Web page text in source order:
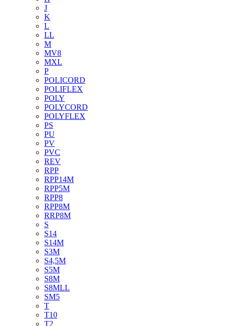
J
K
L
LL
M
MV8
MXL
P
POLICORD
POLIFLEX
POLY
POLYCORD
POLYFLEX
PS
PU
PV
PVC
REV
RPP
RPP14M
RPP5M
RPP8
RPP8M
RRP8M
S
S14
S14M
S3M
S4,5M
S5M
S8M
S8MLL
SM5
T
T10
T2